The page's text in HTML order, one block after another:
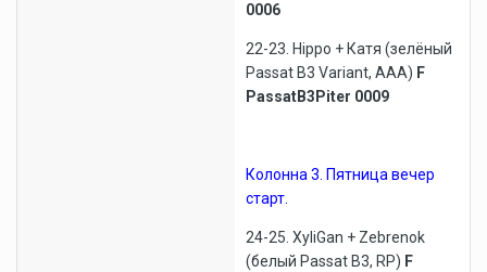
0006
22-23. Hippo + Катя (зелёный
Passat B3 Variant, AAA) F
PassatB3Piter 0009
Колонна 3. Пятница вечер
старт.
24-25. XyliGan + Zebrenok
(белый Passat B3, RP) F